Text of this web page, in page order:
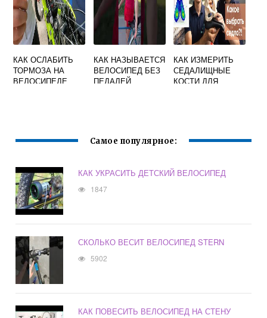
КАК ОСЛАБИТЬ
ТОРМОЗА НА
ВЕЛОСИПЕДЕ
КАК НАЗЫВАЕТСЯ
ВЕЛОСИПЕД БЕЗ
ПЕДАЛЕЙ
КАК ИЗМЕРИТЬ
СЕДАЛИЩНЫЕ
КОСТИ ДЛЯ
Самое популярное:
КАК УКРАСИТЬ ДЕТСКИЙ ВЕЛОСИПЕД
1847
СКОЛЬКО ВЕСИТ ВЕЛОСИПЕД STERN
5902
КАК ПОВЕСИТЬ ВЕЛОСИПЕД НА СТЕНУ